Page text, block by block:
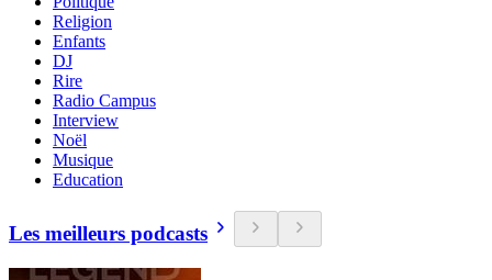
Religion
Enfants
DJ
Rire
Radio Campus
Interview
Noël
Musique
Education
Les meilleurs podcasts